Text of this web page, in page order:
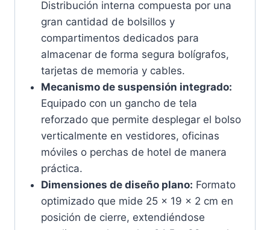
Distribución interna compuesta por una
gran cantidad de bolsillos y
compartimentos dedicados para
almacenar de forma segura bolígrafos,
tarjetas de memoria y cables.
Mecanismo de suspensión integrado:
Equipado con un gancho de tela
reforzado que permite desplegar el bolso
verticalmente en vestidores, oficinas
móviles o perchas de hotel de manera
práctica.
Dimensiones de diseño plano: Formato
optimizado que mide 25 x 19 x 2 cm en
posición de cierre, extendiéndose